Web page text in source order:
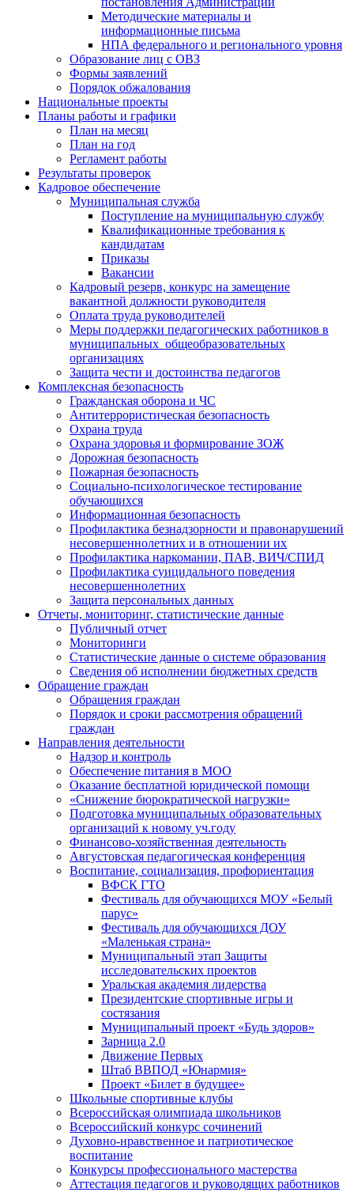
Методические материалы и
информационные письма
НПА федерального и регионального уровня
Образование лиц с ОВЗ
Формы заявлений
Порядок обжалования
Национальные проекты
Планы работы и графики
План на месяц
План на год
Регламент работы
Результаты проверок
Кадровое обеспечение
Муниципальная служба
Поступление на муниципальную службу
Квалификационные требования к
кандидатам
Приказы
Вакансии
Кадровый резерв, конкурс на замещение
вакантной должности руководителя
Оплата труда руководителей
Меры поддержки педагогических работников в
муниципальных общеобразовательных
организациях
Защита чести и достоинства педагогов
Комплексная безопасность
Гражданская оборона и ЧС
Антитеррористическая безопасность
Охрана труда
Охрана здоровья и формирование ЗОЖ
Дорожная безопасность
Пожарная безопасность
Социально-психологическое тестирование
обучающихся
Информационная безопасность
Профилактика безнадзорности и правонарушений
несовершеннолетних и в отношении их
Профилактика наркомании, ПАВ, ВИЧ/СПИД
Профилактика суицидального поведения
несовершеннолетних
Защита персональных данных
Отчеты, мониторинг, статистические данные
Публичный отчет
Мониторинги
Статистические данные о системе образования
Сведения об исполнении бюджетных средств
Обращение граждан
Обращения граждан
Порядок и сроки рассмотрения обращений
граждан
Направления деятельности
Надзор и контроль
Обеспечение питания в МОО
Оказание бесплатной юридической помощи
«Снижение бюрократической нагрузки»
Подготовка муниципальных образовательных
организаций к новому уч.году
Финансово-хозяйственная деятельность
Августовская педагогическая конференция
Воспитание, социализация, профориентация
ВФСК ГТО
Фестиваль для обучающихся МОУ «Белый
парус»
Фестиваль для обучающихся ДОУ
«Маленькая страна»
Муниципальный этап Защиты
исследовательских проектов
Уральская академия лидерства
Президентские спортивные игры и
состязания
Муниципальный проект «Будь здоров»
Зарница 2.0
Движение Первых
Штаб ВВПОД «Юнармия»
Проект «Билет в будущее»
Школьные спортивные клубы
Всероссийская олимпиада школьников
Всероссийский конкурс сочинений
Духовно-нравственное и патриотическое
воспитание
Конкурсы профессионального мастерства
Аттестация педагогов и руководящих работников